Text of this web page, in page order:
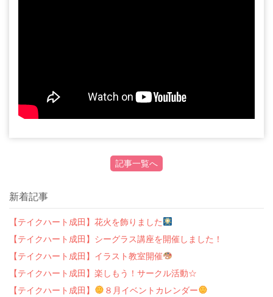
記事一覧へ
新着記事
【テイクハート成田】花火を飾りました
【テイクハート成田】シーグラス講座を開催しました！
【テイクハート成田】イラスト教室開催
【テイクハート成田】楽しもう！サークル活動☆
【テイクハート成田】
８月イベントカレンダー